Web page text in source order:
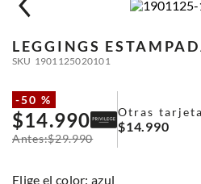
LEGGINGS
SKU 1901125020101
-50 %
$14.990
$29.990
Otras
$14.990
: azul